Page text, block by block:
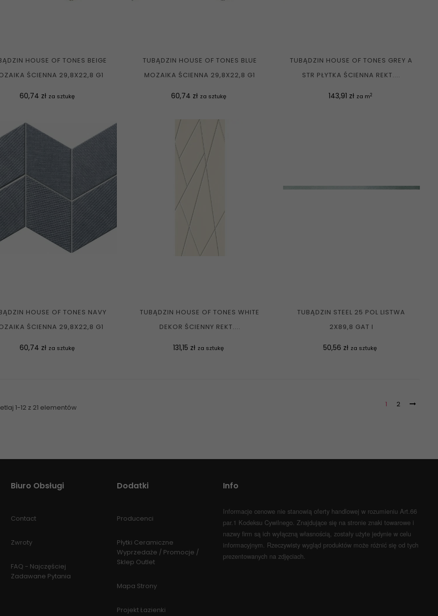
HOUSE OF TONES BEIGE
ŚCIENNA 29,8X22,8 G1
Cena
60,74 zł za sztukę
TUBĄDZIN HOUSE OF TONES BLUE
MOZAIKA ŚCIENNA 29,8X22,8 G1
Cena
60,74 zł za sztukę
TUBĄDZIN HOUSE OF TONES GREY A
STR PŁYTKA ŚCIENNA REKT....
Cena
143,91 zł za m2
HOUSE OF TONES NAVY
ŚCIENNA 29,8X22,8 G1
Cena
60,74 zł za sztukę
TUBĄDZIN HOUSE OF TONES WHITE
DEKOR ŚCIENNY REKT....
Cena
131,15 zł za sztukę
TUBĄDZIN STEEL 25 POL LISTWA
2X89,8 GAT I
Cena
50,56 zł za sztukę
1-12 z 21 elementów 1 2
Biuro Obsługi
Contact
Zwroty
FAQ - Najczęściej
Zadawane Pytania
Dodatki
Producenci
Płytki Ceramiczne
Wyprzedaże / Promocje /
Sklep Outlet
Mapa Strony
Projekt Łazienki
Info
Informacje cenowe nie stanowią oferty handlowej w rozumieniu Art.66
par.1 Kodeksu Cywilnego. Znajdujące się na stronie znaki towarowe i
nazwy firm są ich wyłączną własnością, zostały użyte jedynie w celu
informacyjnym. Rzeczywisty wygląd produktów może różnić się od tych
prezentowanych na zdjęciach.